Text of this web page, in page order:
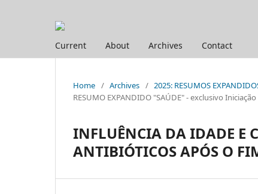
Current About Archives Contact
Home / Archives / 2025: RESUMOS
RESUMO EXPANDIDO "SAÚDE" - exclusivo
INFLUÊNCIA DA IDADE E
ANTIBIÓTICOS APÓS O